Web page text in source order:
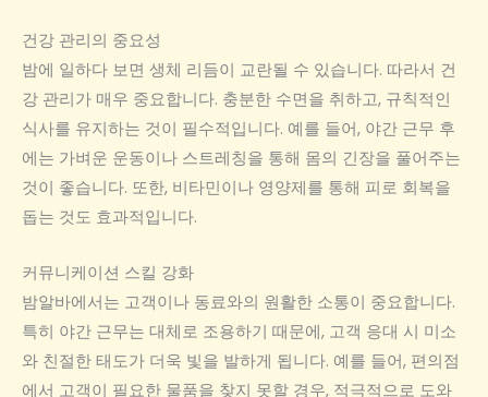
건강 관리의 중요성
밤에 일하다 보면 생체 리듬이 교란될 수 있습니다. 따라서 건
강 관리가 매우 중요합니다. 충분한 수면을 취하고, 규칙적인
식사를 유지하는 것이 필수적입니다. 예를 들어, 야간 근무 후
에는 가벼운 운동이나 스트레칭을 통해 몸의 긴장을 풀어주는
것이 좋습니다. 또한, 비타민이나 영양제를 통해 피로 회복을
돕는 것도 효과적입니다.
커뮤니케이션 스킬 강화
밤알바에서는 고객이나 동료와의 원활한 소통이 중요합니다.
특히 야간 근무는 대체로 조용하기 때문에, 고객 응대 시 미소
와 친절한 태도가 더욱 빛을 발하게 됩니다. 예를 들어, 편의점
에서 고객이 필요한 물품을 찾지 못할 경우, 적극적으로 도와